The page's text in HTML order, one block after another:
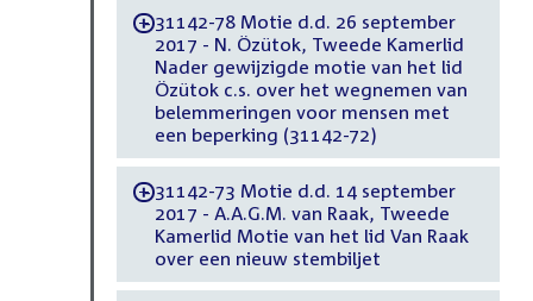
-31142-78 Motie d.d. 26 september
2017 - N. Özütok, Tweede Kamerlid
Nader gewijzigde motie van het lid
Özütok c.s. over het wegnemen van
belemmeringen voor mensen met
een beperking (31142-72)
-31142-73 Motie d.d. 14 september
2017 - A.A.G.M. van Raak, Tweede
Kamerlid Motie van het lid Van Raak
over een nieuw stembiljet